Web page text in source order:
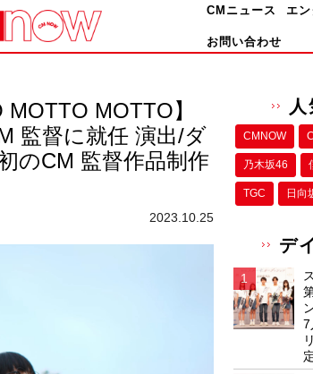
CMニュース エン
お問い合わせ
MOTTO】
監督に就任 演出/ダ
のCM 監督作品制作
2023.10.25
CMNOW
乃木坂46
TGC 日向
デ
7